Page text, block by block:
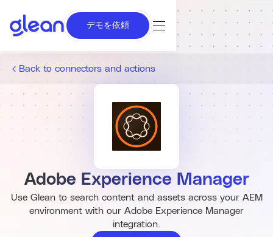
デモを依頼
Back to connectors and actions
Adobe Experience Manager
Use Glean to search content and assets across your AEM
environment with our Adobe Experience Manager
integration.